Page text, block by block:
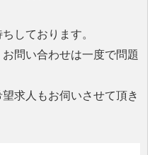
しております。
問い合わせは一度で問題
求人もお伺いさせて頂き